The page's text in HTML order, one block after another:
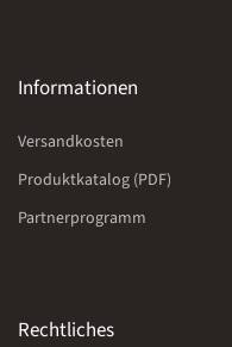
Informationen
Versandkosten
Produktkatalog (PDF)
Partnerprogramm
Rechtliches